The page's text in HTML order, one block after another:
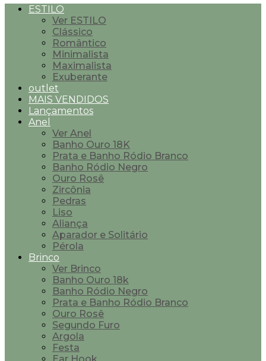
ESTILO
Ver ESTILO
Clássico
Romântico
Minimalista
Maximalista
Exuberante
outlet
MAIS VENDIDOS
Lançamentos
Anel
Ver Anel
Banho Ouro 18K
Prata e Banho Ródio Branco
Banho Ródio Negro
Ouro Rosê
Zircônia
Pedras
Liso
Aliança
Aparador e Solitário
Pérola
Brinco
Ver Brinco
Banho Ouro 18k
Banho Ródio Negro
Prata e Banho Ródio Branco
Ouro Rosê
Segundo Furo
Argola
Festa